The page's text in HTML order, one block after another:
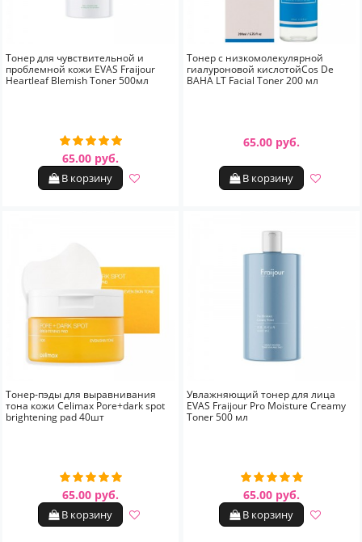
Тонер для чувствительной и
проблемной кожи EVAS Fraijour
Heartleaf Blemish Toner 500мл
65.00 руб.
В корзину
Тонер с низкомолекулярной
гиалуроновой кислотойCos De
BAHA LT Facial Toner 200 мл
65.00 руб.
В корзину
Тонер-пэды для выравнивания
тона кожи Celimax Pore+dark spot
brightening pad 40шт
65.00 руб.
В корзину
Увлажняющий тонер для лица
EVAS Fraijour Pro Moisture Creamy
Toner 500 мл
65.00 руб.
В корзину